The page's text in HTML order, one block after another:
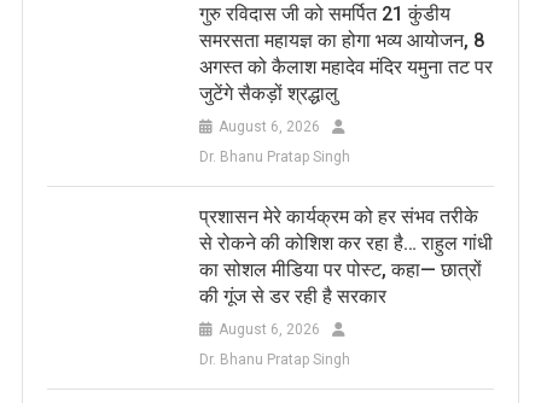
गुरु रविदास जी को समर्पित 21 कुंडीय
समरसता महायज्ञ का होगा भव्य आयोजन, 8
अगस्त को कैलाश महादेव मंदिर यमुना तट पर
जुटेंगे सैकड़ों श्रद्धालु
August 6, 2026
Dr. Bhanu Pratap Singh
प्रशासन मेरे कार्यक्रम को हर संभव तरीके
से रोकने की कोशिश कर रहा है… राहुल गांधी
का सोशल मीडिया पर पोस्ट, कहा— छात्रों
की गूंज से डर रही है सरकार
August 6, 2026
Dr. Bhanu Pratap Singh